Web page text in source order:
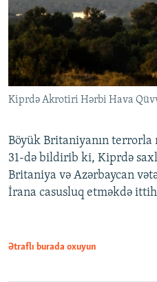
Kiprdə Akrotiri Hərbi Hava
Böyük Britaniyanın
31-də bildirib ki, Kiprdə
Britaniya və Azərbaycan
İrana casusluq etməkdə
Ətraflı burada oxuyun